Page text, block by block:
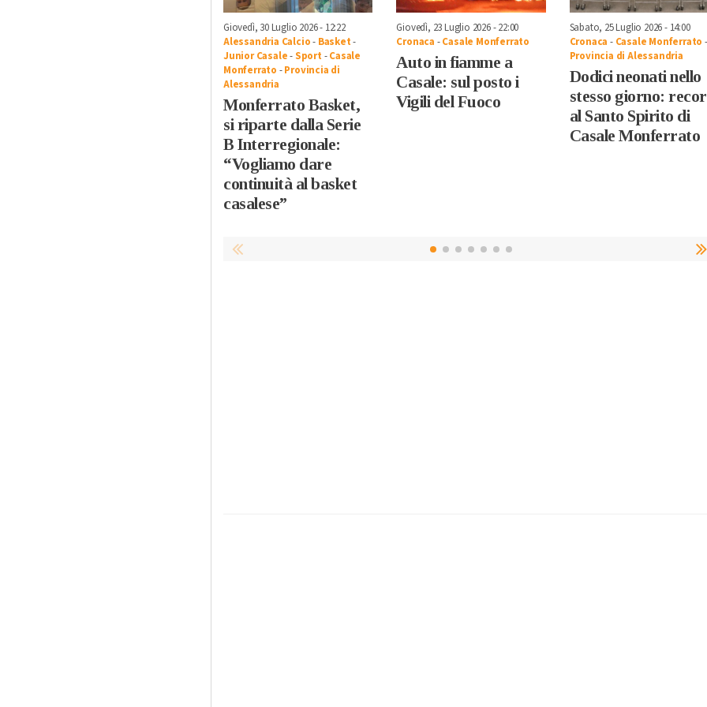
Giovedì, 30 Luglio 2026 - 12:22
Alessandria Calcio- Basket-
Junior Casale-Sport -Casale
Monferrato -Provincia di
Alessandria
Monferrato Basket,
si riparte dalla Serie
B Interregionale:
“Vogliamo dare
continuità al basket
casalese”
Giovedì, 23 Luglio 2026 - 22:00
Cronaca -Casale Monferrato
Auto in fiamme a
Casale: sul posto i
Vigili del Fuoco
Sabato, 25 Luglio 2026 - 14:00
Cronaca - Casale Monferrato -
Provincia di Alessandria
Dodici neonati nello
stesso giorno:
al Santo Spirito di
Casale Monferrato